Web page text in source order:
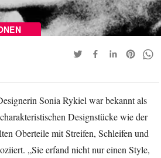
Sonia Rykiel war bekannt als
Designstücke wie der
Oberteile mit Streifen, Schleifen und
„Sie erfand nicht nur einen Style,